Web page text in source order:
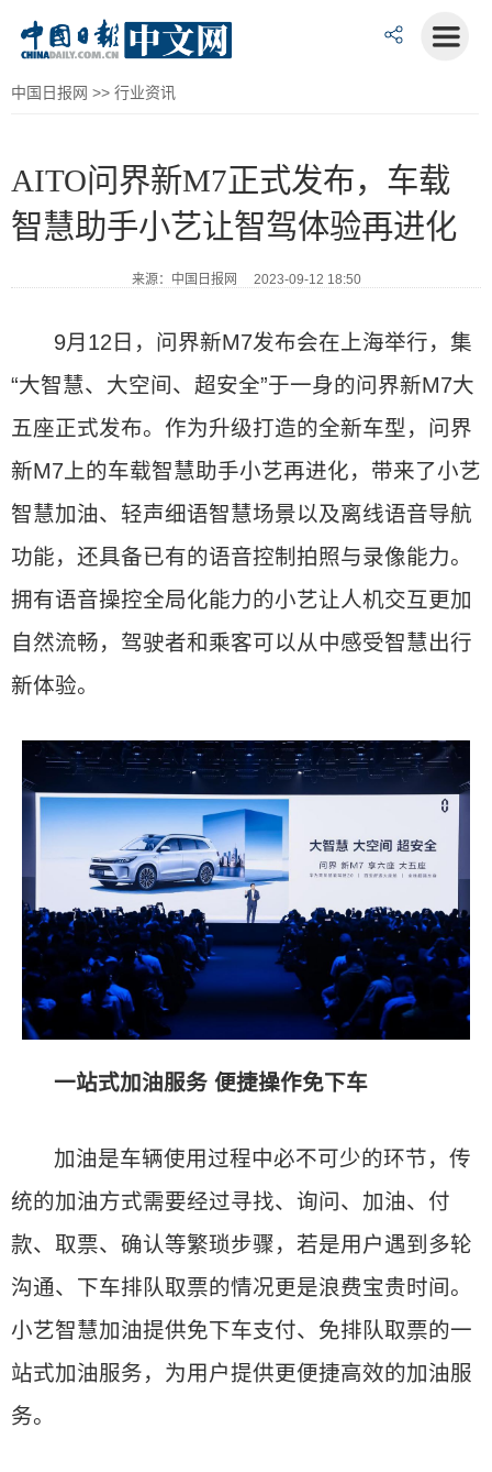
中国日报网 >> 行业资讯
AITO问界新M7正式发布，车载
智慧助手小艺让智驾体验再进化
来源：中国日报网 2023-09-12 18:50
9月12日，问界新M7发布会在上海举行，集
“大智慧、大空间、超安全”于一身的问界新M7大
五座正式发布。作为升级打造的全新车型，问界
新M7上的车载智慧助手小艺再进化，带来了小艺
智慧加油、轻声细语智慧场景以及离线语音导航
功能，还具备已有的语音控制拍照与录像能力。
拥有语音操控全局化能力的小艺让人机交互更加
自然流畅，驾驶者和乘客可以从中感受智慧出行
新体验。
一站式加油服务 便捷操作免下车
加油是车辆使用过程中必不可少的环节，传
统的加油方式需要经过寻找、询问、加油、付
款、取票、确认等繁琐步骤，若是用户遇到多轮
沟通、下车排队取票的情况更是浪费宝贵时间。
小艺智慧加油提供免下车支付、免排队取票的一
站式加油服务，为用户提供更便捷高效的加油服
务。